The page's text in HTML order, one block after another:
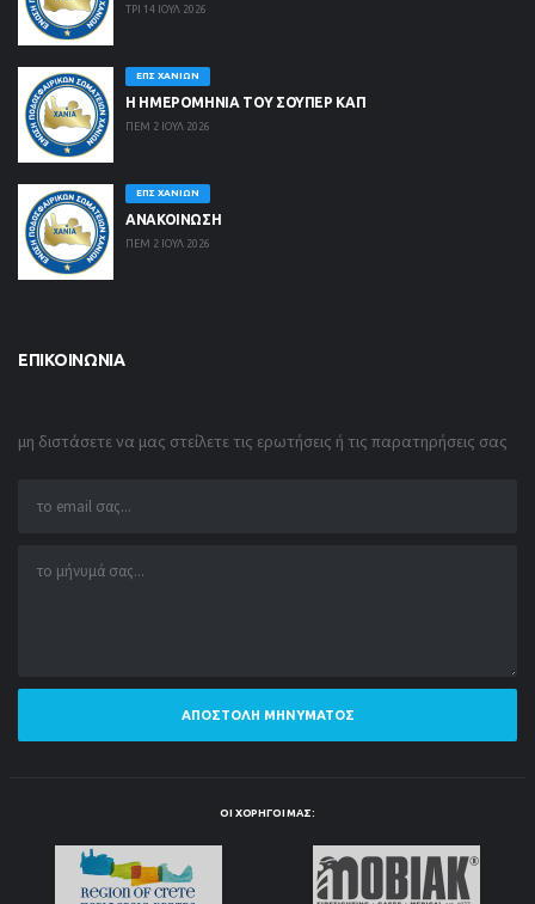
ΤΡΙ 14 ΙΟΥΛ 2026
ΕΠΣ ΧΑΝΊΩΝ
Η ΗΜΕΡΟΜΗΝΙΑ ΤΟΥ ΣΟΥΠΕΡ ΚΑΠ
ΠΕΜ 2 ΙΟΥΛ 2026
ΕΠΣ ΧΑΝΊΩΝ
ΑΝΑΚΟΙΝΩΣΗ
ΠΕΜ 2 ΙΟΥΛ 2026
ΕΠΙΚΟΙΝΩΝΊΑ
μη διστάσετε να μας στείλετε τις ερωτήσεις ή τις παρατηρήσεις σας
ΑΠΟΣΤΟΛΉ ΜΗΝΎΜΑΤΟΣ
ΟΙ ΧΟΡΗΓΟΊ ΜΑΣ: